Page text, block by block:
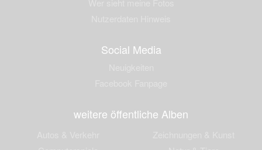
Social Media
weitere öffentliche Alben